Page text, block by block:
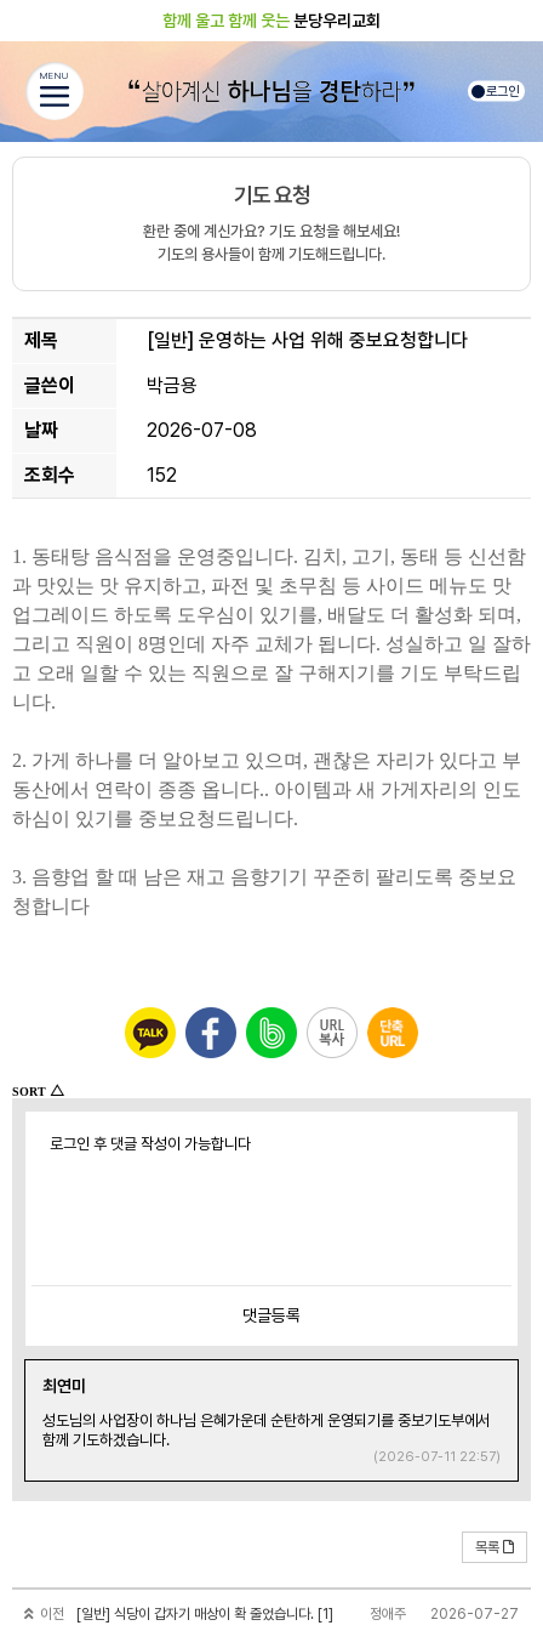
함께 울고 함께 웃는분당우리교회
로그인
MENU
기도 요청
환란 중에 계신가요? 기도 요청을 해보세요!
기도의 용사들이 함께 기도해드립니다.
제목 [일반] 운영하는 사업 위해 중보요청합니다
글쓴이
박금용
날짜
2026-07-08
조회수
152
1. 동태탕 음식점을 운영중입니다. 김치 , 고기 , 동태 등 신선함
과 맛있는 맛 유지하고, 파전 및 초무침 등 사이드 메뉴도 맛
업그레이드 하도록 도우심이 있기를, 배달도 더 활성화 되며 ,
그리고 직원이 8명인데 자주 교체가 됩니다. 성실하고 일 잘하
고 오래 일할 수 있는 직원으로 잘 구해지기를 기도 부탁드립
니다.
2. 가게 하나를 더 알아보고 있으며 , 괜찮은 자리가 있다고 부
동산에서 연락이 종종 옵니다.. 아이템과 새 가게자리의 인도
하심이 있기를 중보요청드립니다.
3. 음향업 할 때 남은 재고 음향기기 꾸준히 팔리도록 중보요
청합니다
SORT △
로그인 후 댓글 작성이 가능합니다
댓글등록
최연미
성도님의 사업장이 하나님 은혜가운데 순탄하게 운영되기를 중보기도부에서
함께 기도하겠습니다.
(2026-07-11 22:57)
목록
2026-07-27
정애주
이전 [일반] 식당이 갑자기 매상이 확 줄었습니다. [1]